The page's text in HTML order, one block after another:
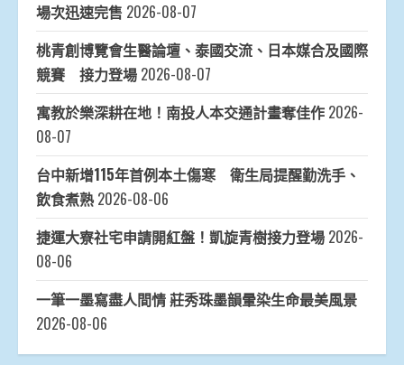
場次迅速完售 2026-08-07
桃青創博覽會生醫論壇、泰國交流、日本媒合及國際
競賽 接力登場 2026-08-07
寓教於樂深耕在地！南投人本交通計畫奪佳作 2026-
08-07
台中新增115年首例本土傷寒 衛生局提醒勤洗手、
飲食煮熟 2026-08-06
捷運大寮社宅申請開紅盤！凱旋青樹接力登場 2026-
08-06
一筆一墨寫盡人間情 莊秀珠墨韻暈染生命最美風景
2026-08-06